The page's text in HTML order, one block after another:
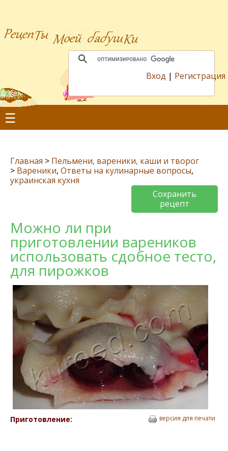
Вход | Регистрация
☰
Главная > Пельмени, вареники, каши и творог
> Вареники, Ответы на кулинарные вопросы,
украинская кухня
Сохранить
рецепт
Можно ли при
приготовлении вареников
использовать сдобное тесто,
для пирожков
Приготовление: версия для печати